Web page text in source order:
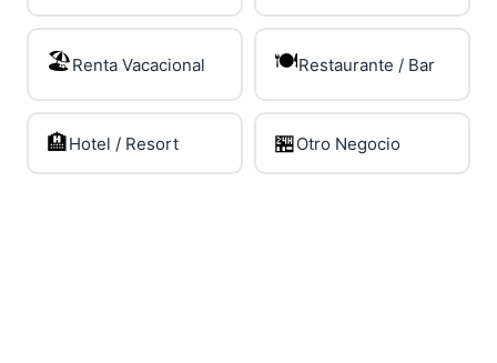
🏖️Renta Vacacional 🍽️Restaurante / Bar
🏨Hotel / Resort 🏪Otro Negocio